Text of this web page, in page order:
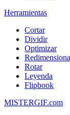
Herramientas
Cortar
Dividir
Optimizar
Rotar
Leyenda
Flipbook
MISTERGIF.com